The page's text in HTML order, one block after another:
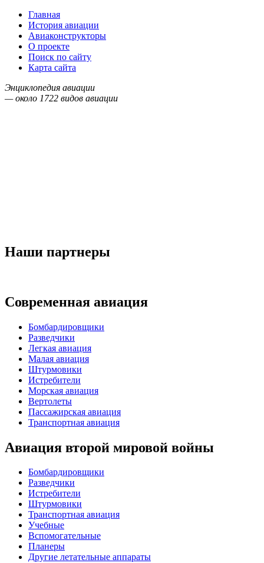
Главная
История авиации
Авиаконструкторы
О проекте
Поиск по сайту
Карта сайта
Энциклопедия авиации
— около 1722 видов авиации
Наши партнеры
Современная авиация
Бомбардировщики
Разведчики
Легкая авиация
Малая авиация
Штурмовики
Истребители
Морская авиация
Вертолеты
Пассажирская авиация
Транспортная авиация
Авиация второй мировой войны
Бомбардировщики
Разведчики
Истребители
Штурмовики
Транспортная авиация
Учебные
Вспомогательные
Планеры
Другие летательные аппараты